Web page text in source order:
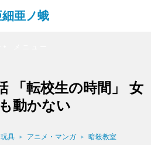
細亜ノ蛾
「転校生の時間」 女
動かない
具 アニメ・マンガ 暗殺教室